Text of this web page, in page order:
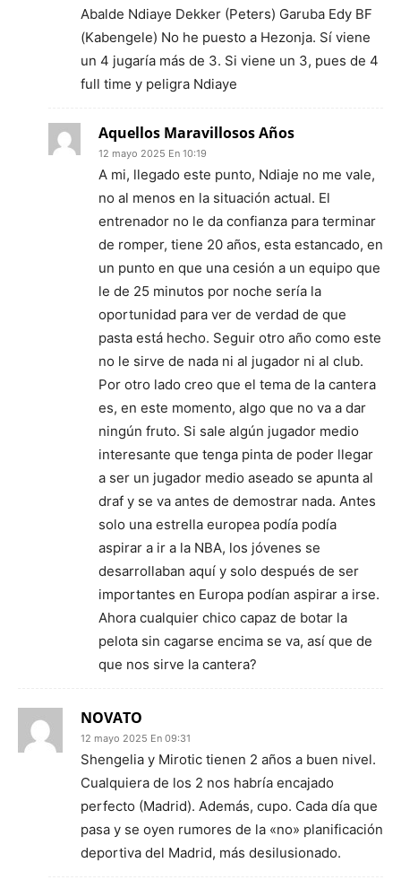
Abalde Ndiaye Dekker (Peters) Garuba Edy BF
(Kabengele) No he puesto a Hezonja. Sí viene
un 4 jugaría más de 3. Si viene un 3, pues de 4
full time y peligra Ndiaye
Aquellos Maravillosos Años
12 mayo 2025 En 10:19
A mi, llegado este punto, Ndiaje no me vale,
no al menos en la situación actual. El
entrenador no le da confianza para terminar
de romper, tiene 20 años, esta estancado, en
un punto en que una cesión a un equipo que
le de 25 minutos por noche sería la
oportunidad para ver de verdad de que
pasta está hecho. Seguir otro año como este
no le sirve de nada ni al jugador ni al club.
Por otro lado creo que el tema de la cantera
es, en este momento, algo que no va a dar
ningún fruto. Si sale algún jugador medio
interesante que tenga pinta de poder llegar
a ser un jugador medio aseado se apunta al
draf y se va antes de demostrar nada. Antes
solo una estrella europea podía podía
aspirar a ir a la NBA, los jóvenes se
desarrollaban aquí y solo después de ser
importantes en Europa podían aspirar a irse.
Ahora cualquier chico capaz de botar la
pelota sin cagarse encima se va, así que de
que nos sirve la cantera?
NOVATO
12 mayo 2025 En 09:31
Shengelia y Mirotic tienen 2 años a buen nivel.
Cualquiera de los 2 nos habría encajado
perfecto (Madrid). Además, cupo. Cada día que
pasa y se oyen rumores de la «no» planificación
deportiva del Madrid, más desilusionado.